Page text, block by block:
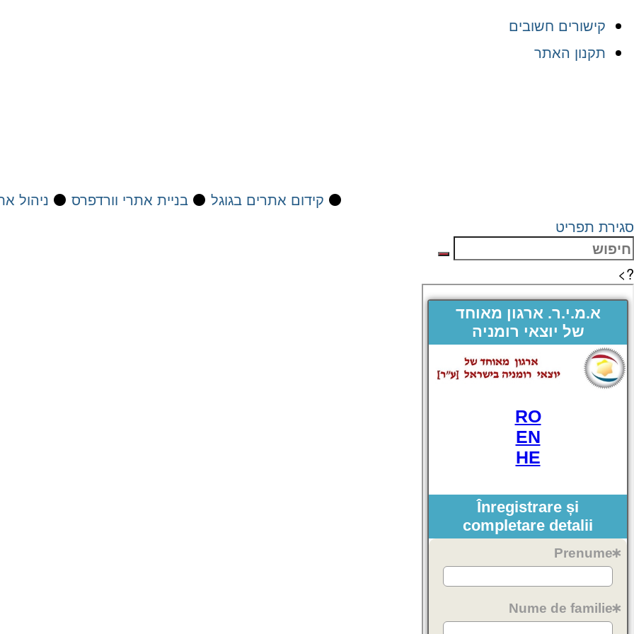
קישורים חשובים
תקנון האתר
⚫ קידום אתרים בגוגל ⚫ בניית אתרי וורדפרס ⚫ ניהול
סגירת תפריט
?>